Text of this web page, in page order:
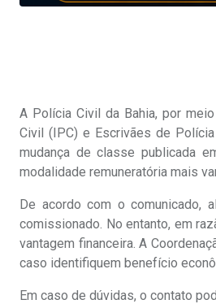
A Polícia Civil da Bahia, por
Civil (IPC) e Escrivães de
mudança de classe publicada
modalidade remuneratória mais
De acordo com o comunicado,
comissionado. No entanto, em
vantagem financeira. A
caso identifiquem benefício
Em caso de dúvidas, o contato